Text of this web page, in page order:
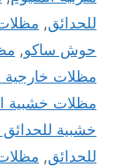
للحدائق,
حوش ساكو,
مظلات خارجية
مظلات خشبية
خشبية
للحدائق,